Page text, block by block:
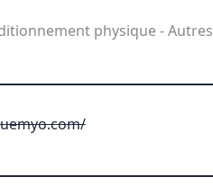
physique - Autres